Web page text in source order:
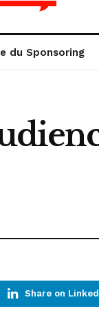
du Sponsoring
Share on